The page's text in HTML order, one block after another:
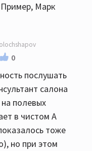
Пример, Марк
0
послушать
салона
полевых
в чистом А
тоже
но при этом